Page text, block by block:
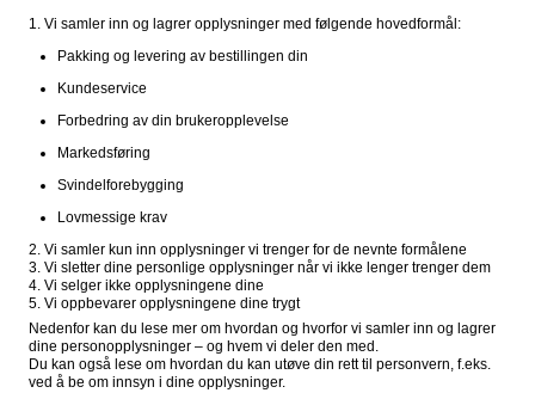
1. Vi samler inn og lagrer opplysninger med følgende hovedformål:
Pakking og levering av bestillingen din
Kundeservice
Forbedring av din brukeropplevelse
Markedsføring
Svindelforebygging
Lovmessige krav
2. Vi samler kun inn opplysninger vi trenger for de nevnte formålene
3. Vi sletter dine personlige opplysninger når vi ikke lenger trenger dem
4. Vi selger ikke opplysningene dine
5. Vi oppbevarer opplysningene dine trygt
Nedenfor kan du lese mer om hvordan og hvorfor vi samler inn og lagrer
dine personopplysninger – og hvem vi deler den med.
Du kan også lese om hvordan du kan utøve din rett til personvern, f.eks.
ved å be om innsyn i dine opplysninger.